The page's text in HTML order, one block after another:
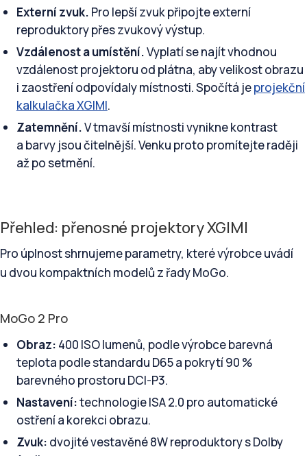
Externí zvuk. Pro lepší zvuk připojte externí
reproduktory přes zvukový výstup.
Vzdálenost a umístění.Vyplatí se najít vhodnou
vzdálenost projektoru od plátna, aby velikost obrazu
i zaostření odpovídaly místnosti. Spočítá jeprojekční
kalkulačka XGIMI.
Zatemnění.V tmavší místnosti vynikne kontrast
a barvy jsou čitelnější. Venku proto promítejte raději
až po setmění.
Přehled: přenosné projektory XGIMI
Pro úplnost shrnujeme parametry, které výrobce uvádí
u dvou kompaktních modelů z řady MoGo.
MoGo 2 Pro
Obraz: 400 ISO lumenů, podle výrobce barevná
teplota podle standardu D65 a pokrytí 90 %
barevného prostoru DCI-P3.
Nastavení:technologie ISA 2.0 pro automatické
ostření a korekci obrazu.
Zvuk: dvojité vestavěné 8W reproduktory s Dolby